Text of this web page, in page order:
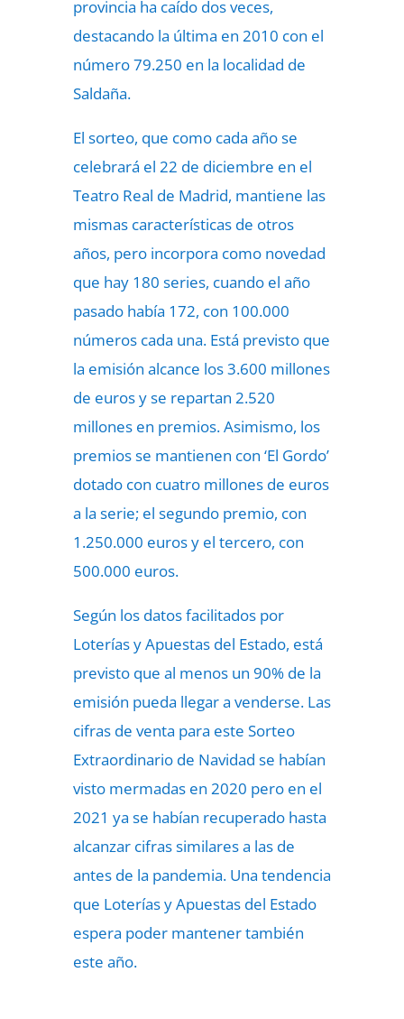
provincia ha caído dos veces,
destacando la última en 2010 con el
número 79.250 en la localidad de
Saldaña.
El sorteo, que como cada año se
celebrará el 22 de diciembre en el
Teatro Real de Madrid, mantiene las
mismas características de otros
años, pero incorpora como novedad
que hay 180 series, cuando el año
pasado había 172, con 100.000
números cada una. Está previsto que
la emisión alcance los 3.600 millones
de euros y se repartan 2.520
millones en premios. Asimismo, los
premios se mantienen con ‘El Gordo’
dotado con cuatro millones de euros
a la serie; el segundo premio, con
1.250.000 euros y el tercero, con
500.000 euros.
Según los datos facilitados por
Loterías y Apuestas del Estado, está
previsto que al menos un 90% de la
emisión pueda llegar a venderse. Las
cifras de venta para este Sorteo
Extraordinario de Navidad se habían
visto mermadas en 2020 pero en el
2021 ya se habían recuperado hasta
alcanzar cifras similares a las de
antes de la pandemia. Una tendencia
que Loterías y Apuestas del Estado
espera poder mantener también
este año.